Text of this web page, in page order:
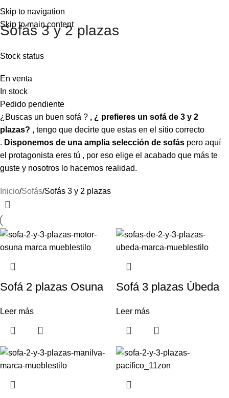
Skip to navigation
Skip to main content
⚡REALIZAMOS ENVÍOS A TODA ESPAÑA⚡
Sofás 3 y 2 plazas
Stock status
En venta
In stock
Pedido pendiente
¿Buscas un buen sofá ? , ¿ prefieres un sofá de 3 y 2
plazas? , tengo que decirte que estas en el sitio correcto
. Disponemos de una amplia selección de sofás pero aquí
el protagonista eres tú , por eso elige el acabado que más te
guste y nosotros lo hacemos realidad.
Inicio Sofás Sofás 3 y 2 plazas
Sofá 2 plazas Osuna
Leer más
Sofá 3 plazas Úbeda
Leer más